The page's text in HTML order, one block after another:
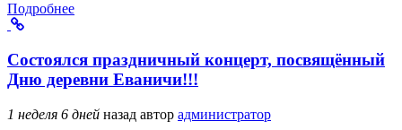
Подробнее
Состоялся праздничный концерт, посвящённый
Дню деревни Еваничи!!!
1 неделя 6 дней назад автор администратор